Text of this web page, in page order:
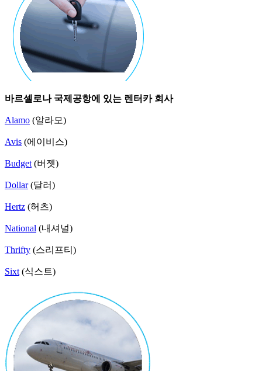
바르셀로나 국제공항에 있는 렌터카 회사
Alamo (알라모)
Avis (에이비스)
Budget (버젯)
Dollar(달러)
Hertz (허츠)
National (내셔널)
Thrifty (스리프티)
Sixt (식스트)